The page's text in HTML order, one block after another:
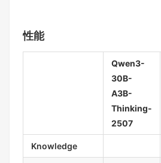
性能
Qwen3-
30B-
A3B-
Thinking-
2507
Knowledge